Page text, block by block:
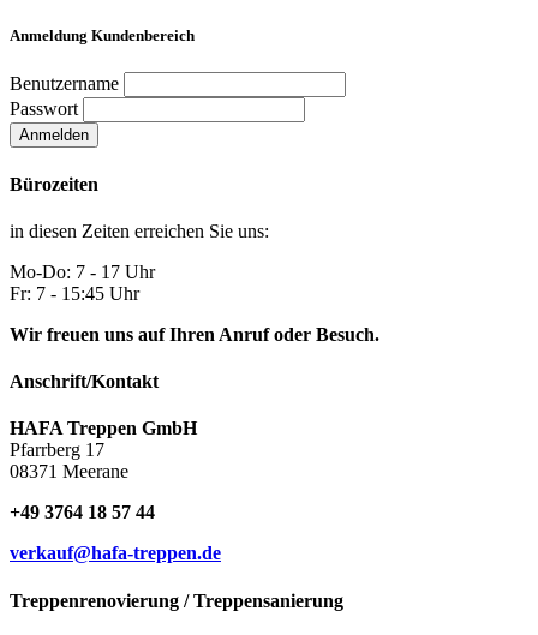
Anmeldung Kundenbereich
Benutzername
Passwort
Anmelden
Bürozeiten
in diesen Zeiten erreichen Sie uns:
Mo-Do: 7 - 17 Uhr
Fr: 7 - 15:45 Uhr
Wir freuen uns auf Ihren Anruf oder Besuch.
Anschrift/Kontakt
HAFA Treppen GmbH
Pfarrberg 17
08371 Meerane
+49 3764 18 57 44
verkauf@hafa-treppen.de
Treppenrenovierung / Treppensanierung